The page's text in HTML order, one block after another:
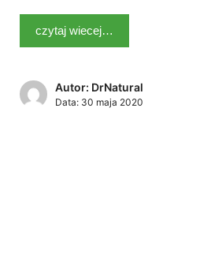
czytaj wiecej…
Autor: DrNatural
Data: 30 maja 2020